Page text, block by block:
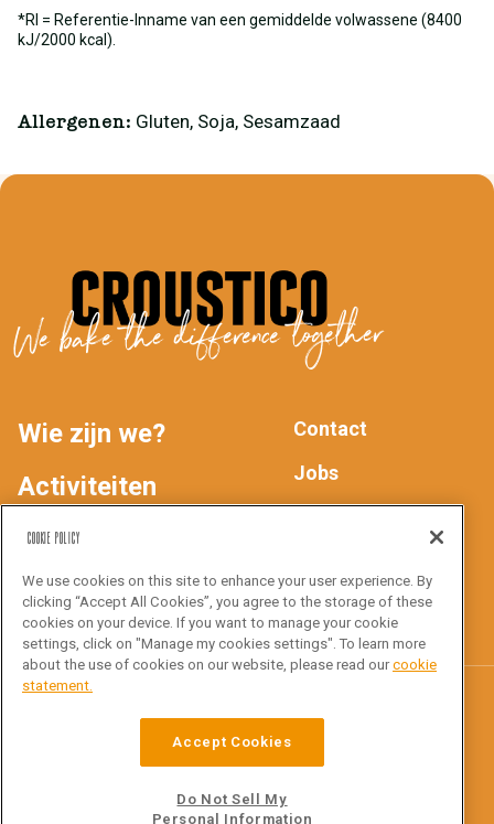
*RI = Referentie-Inname van een gemiddelde volwassene (8400
kJ/2000 kcal).
Allergenen: Gluten, Soja, Sesamzaad
We bake the difference together
MAIN
NAV
Wie zijn we?
Activiteiten
Producten
Inspiratie
FOOTER
Contact
Jobs
Volg ons
Cookie Policy
We use cookies on this site to enhance your user experience. By
clicking “Accept All Cookies”, you agree to the storage of these
cookies on your device. If you want to manage your cookie
settings, click on "Manage my cookies settings". To learn more
about the use of cookies on our website, please read ourcookie
statement.
Accept Cookies
Do Not Sell My
Personal Information